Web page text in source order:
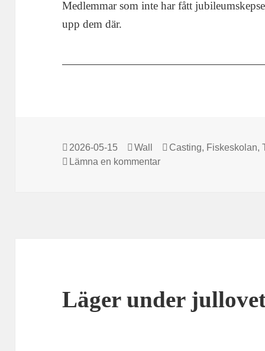
Medlemmar som inte har fått
upp dem där.
Postat
2026-05-15 Författare
Wall Kategorier
Casting, Fiskeskolan,
Lämna en kommentartill Kastträningar
Läger under